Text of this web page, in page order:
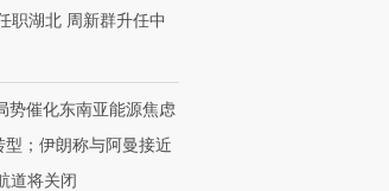
育部长拱下台
职湖北 周新群升任中
势催化东南亚能源焦虑
；伊朗称与阿曼接近
道将关闭